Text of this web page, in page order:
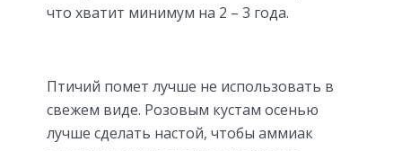
что хватит минимум на 2 – 3 года.
Птичий помет лучше не использовать в
свежем виде. Розовым кустам осенью
лучше сделать настой, чтобы аммиак